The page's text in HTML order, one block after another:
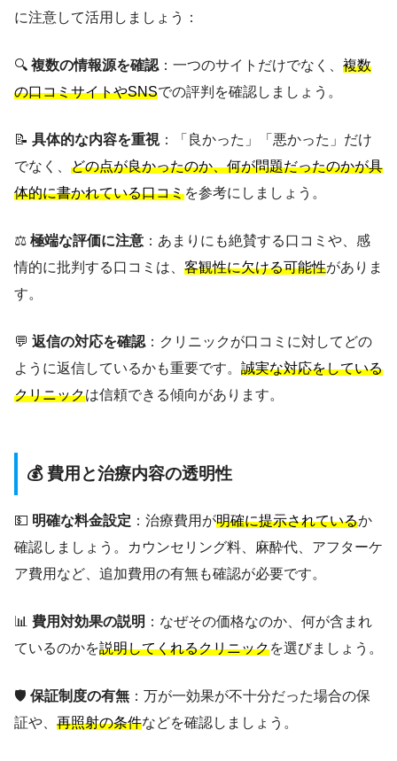
に注意して活用しましょう：
🔍 複数の情報源を確認：一つのサイトだけでなく、 複数
の口コミサイトやSNSでの評判を確認しましょう。
📝 具体的な内容を重視：「良かった」「悪かった」だけ
でなく、 どの点が良かったのか、何が問題だったのかが具
体的に書かれている口コミを参考にしましょう。
⚖️ 極端な評価に注意 ：あまりにも絶賛する口コミや、感
情的に批判する口コミは、 客観性に欠ける可能性がありま
す。
💬 返信の対応を確認：クリニックが口コミに対してどの
ように返信しているかも重要です。 誠実な対応をしている
クリニックは信頼できる傾向があります。
💰 費用と治療内容の透明性
💵 明確な料金設定 ：治療費用が明確に提示されているか
確認しましょう。カウンセリング料、麻酔代、アフターケ
ア費用など、追加費用の有無も確認が必要です。
📊 費用対効果の説明 ：なぜその価格なのか、何が含まれ
ているのかを説明してくれるクリニックを選びましょう。
🛡️ 保証制度の有無 ：万が一効果が不十分だった場合の保
証や、 再照射の条件などを確認しましょう。